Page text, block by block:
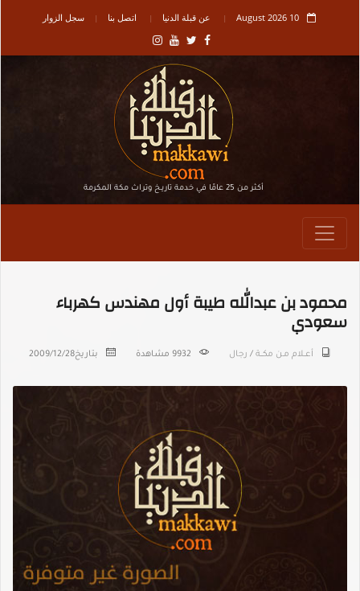
10 August 2026 عن قبلة الدنيا اتصل بنا سجل الزوار
أكثر من 25 عامًا في خدمة تاريـخ وتراث مكة المكرمة
محمود بن عبدالله طيبة أول مهندس كهرباء
سعودي
أعــلام مـن مكـــة / رجال 9932 مشاهدة بتاريخ2009/12/28